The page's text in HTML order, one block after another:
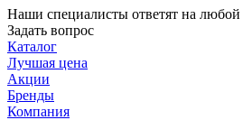
Наши специалисты ответят на
Задать вопрос
Каталог
Лучшая цена
Акции
Бренды
Компания